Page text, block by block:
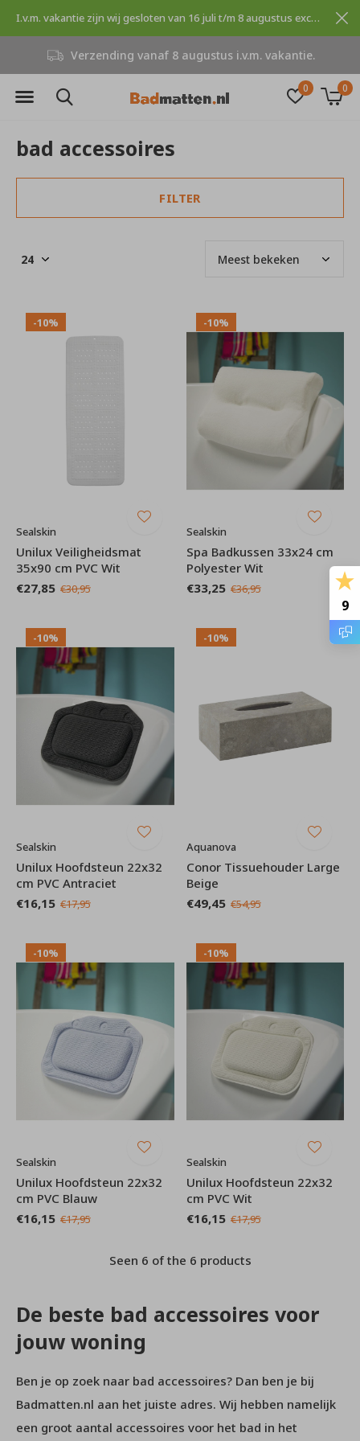
0 0
Verzending vanaf 8 augustus i.v.m. vakantie.
I.v.m. vakantie zijn wij gesloten van 16 juli t/m 8 augustus excuses voor dit ongemak.
bad accessoires
FILTER
-10%
Sealskin
Unilux Veiligheidsmat
35x90 cm PVC Wit
€27,85 €30,95
-10%
Sealskin
Spa Badkussen 33x24 cm
Polyester Wit
€33,25 €36,95
-10%
Sealskin
Unilux Hoofdsteun 22x32
cm PVC Antraciet
€16,15 €17,95
-10%
Aquanova
Conor Tissuehouder Large
Beige
€49,45 €54,95
-10%
Sealskin
Unilux Hoofdsteun 22x32
cm PVC Blauw
€16,15 €17,95
-10%
Sealskin
Unilux Hoofdsteun 22x32
cm PVC Wit
€16,15 €17,95
Seen 6 of the 6 products
De beste bad accessoires voor
jouw woning
Ben je op zoek naar bad accessoires? Dan ben je bij
Badmatten.nl aan het juiste adres. Wij hebben namelijk
een groot aantal accessoires voor het bad in het
9